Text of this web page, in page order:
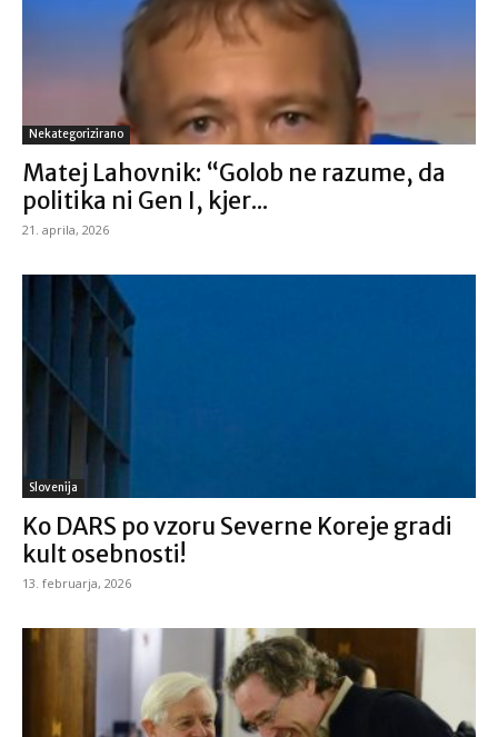
Nekategorizirano
Matej Lahovnik: “Golob ne razume, da
politika ni Gen I, kjer...
21. aprila, 2026
Slovenija
Ko DARS po vzoru Severne Koreje gradi
kult osebnosti!
13. februarja, 2026